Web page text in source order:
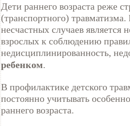
Дети раннего возраста реже
(транспортного)
несчастных случаев является
взрослых к соблюдению
недисциплинированность,
ребенком.
В профилактике детского
постоянно учитывать
раннего возраста.